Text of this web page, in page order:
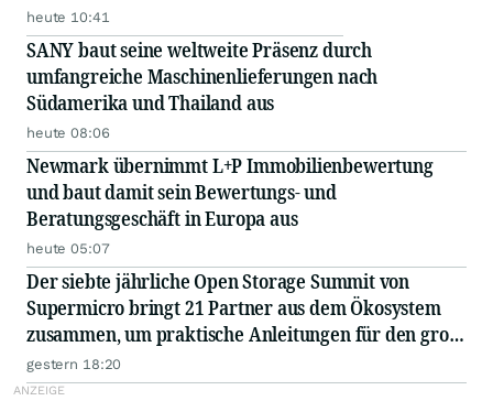
heute 10:41
SANY baut seine weltweite Präsenz durch
umfangreiche Maschinenlieferungen nach
Südamerika und Thailand aus
heute 08:06
Newmark übernimmt L+P Immobilienbewertung
und baut damit sein Bewertungs- und
Beratungsgeschäft in Europa aus
heute 05:07
Der siebte jährliche Open Storage Summit von
Supermicro bringt 21 Partner aus dem Ökosystem
zusammen, um praktische Anleitungen für den groß
angelegten Einsatz von KI in Unternehmen
auszutauschen
gestern 18:20